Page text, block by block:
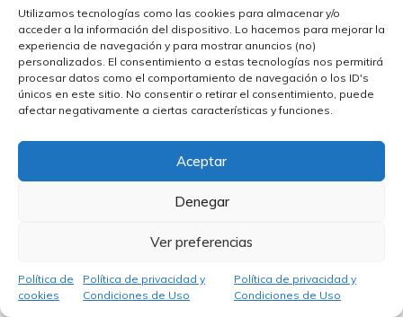
Utilizamos tecnologías como las cookies para almacenar y/o
acceder a la información del dispositivo. Lo hacemos para mejorar la
experiencia de navegación y para mostrar anuncios (no)
personalizados. El consentimiento a estas tecnologías nos permitirá
procesar datos como el comportamiento de navegación o los ID's
únicos en este sitio. No consentir o retirar el consentimiento, puede
afectar negativamente a ciertas características y funciones.
Aceptar
Denegar
Ver preferencias
Política de
cookies
Política de privacidad y
Condiciones de Uso
Política de privacidad y
Condiciones de Uso
computadoras ubicadas fuera de Su estado,
provincia, país u otra jurisdicción
gubernamental donde las leyes de protección
de datos pueden diferir de las de Su
Su consentimiento a esta Política de privacidad
seguido de Su envío de dicha información
representa Su acuerdo con esa transferencia.
La Compañía tomará todas las medidas
sus datos se traten de forma segura y de